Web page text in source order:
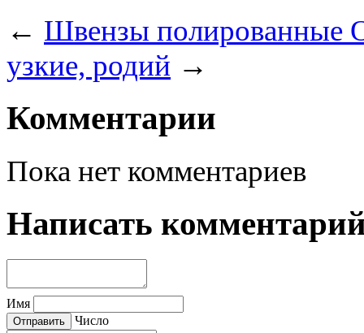
← Швензы полированные
узкие, родий →
Комментарии
Пока нет комментариев
Написать
Имя
Число